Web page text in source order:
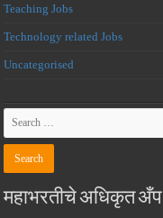
Teaching Jobs
Technology related Jobs
Uncategorised
महाभरतीचे अधिकृत अँप